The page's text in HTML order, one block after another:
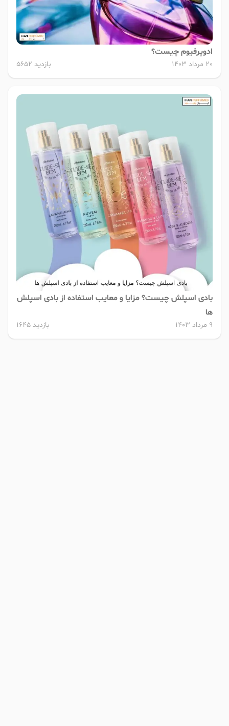
ادوپرفیوم چیست؟
20 مرداد 1403 بازدید 5652
بادی اسپلش چیست؟ مزایا و معایب استفاده از بادی اسپلش
ها
9 مرداد 1403 بازدید 1645